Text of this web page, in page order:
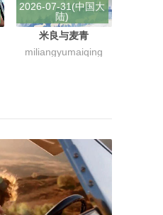
2026-07-31(中国大
陆)
米良与麦青
miliangyumaiqing